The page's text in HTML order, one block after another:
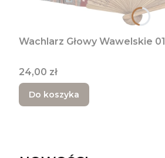
Wachlarz Głowy Wawelskie 01
Cena
24,00 zł
Do koszyka